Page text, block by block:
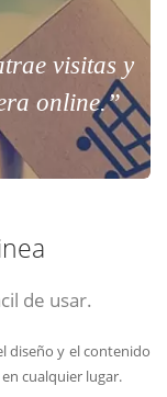
visitas y
online.”
de usar.
diseño y el contenido
cualquier lugar.